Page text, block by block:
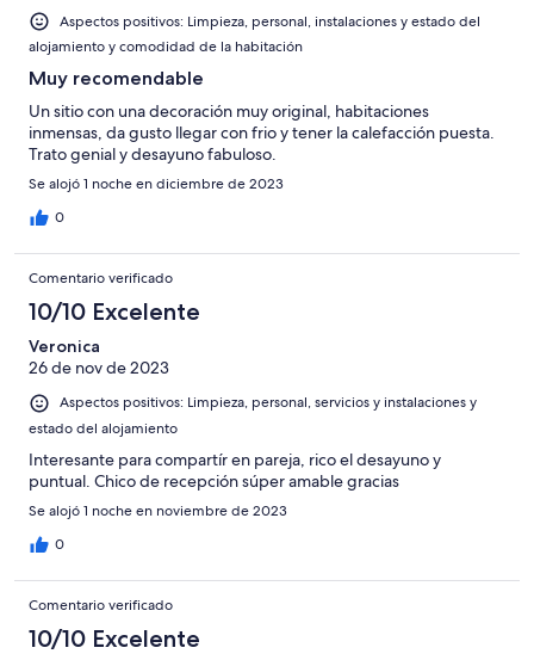
Aspectos positivos: Limpieza, personal, instalaciones y estado del
alojamiento y comodidad de la habitación
Muy recomendable
Un sitio con una decoración muy original, habitaciones
inmensas, da gusto llegar con frio y tener la calefacción puesta.
Trato genial y desayuno fabuloso.
Se alojó 1 noche en diciembre de 2023
0
Comentario verificado
10/10 Excelente
Veronica
26 de nov de 2023
Aspectos positivos: Limpieza, personal, servicios y instalaciones y
estado del alojamiento
Interesante para compartír en pareja, rico el desayuno y
puntual. Chico de recepción súper amable gracias
Se alojó 1 noche en noviembre de 2023
0
Comentario verificado
10/10 Excelente